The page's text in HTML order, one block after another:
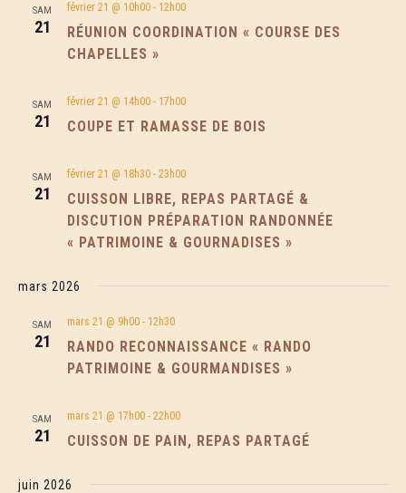
SAM
21
RÉUNION COORDINATION « COURSE DES
CHAPELLES »
février 21 @ 10h00- 12h00
SAM
21 COUPE ET RAMASSE DE BOIS
février 21 @ 14h00- 17h00
SAM
21
CUISSON LIBRE, REPAS PARTAGÉ &
DISCUTION PRÉPARATION RANDONNÉE
« PATRIMOINE & GOURNADISES »
février 21 @ 18h30- 23h00
mars 2026
SAM
21
RANDO RECONNAISSANCE « RANDO
PATRIMOINE & GOURMANDISES »
mars 21 @ 9h00- 12h30
SAM
21 CUISSON DE PAIN, REPAS PARTAGÉ
mars 21 @ 17h00- 22h00
juin 2026
une web radio 100% local et de